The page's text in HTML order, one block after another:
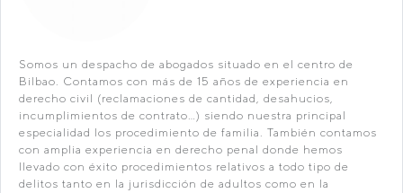
Somos un despacho de abogados situado en el centro de
Bilbao. Contamos con más de 15 años de experiencia en
derecho civil (reclamaciones de cantidad, desahucios,
incumplimientos de contrato…) siendo nuestra principal
especialidad los procedimiento de familia. También contamos
con amplia experiencia en derecho penal donde hemos
llevado con éxito procedimientos relativos a todo tipo de
delitos tanto en la jurisdicción de adultos como en la